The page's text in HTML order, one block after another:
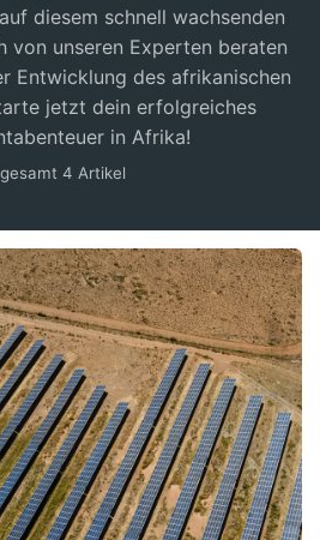
diesem schnell wachsenden
von unseren Experten beraten
Entwicklung des afrikanischen
jetzt dein erfolgreiches
in Afrika!
4 Artikel